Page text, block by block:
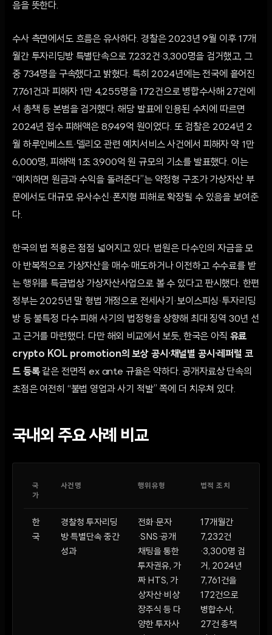
음을 뜻한다.
수사 측면에서도 흐름은 유사하다. 경찰은 2023년 9월 이후 17개
월간 투자리딩방 특별단속으로 7,232건·3,300명을 검거했고, 그
중 734명을 구속했다고 밝혔다. 특히 2024년에는 전국에 흩어진
7,761건과 피해자 1만 4,255명을 172건으로 병합수사해 27건에
서 총책 등 본범을 검거했다. 해당 발표에 인용된 수치에 따르면
2024년 접수 피해액은 8,949억 원이었다. 또 검찰은 2024년 2
월 하루인베스트·델리오 관련 예치서비스 사건에서 피해자 약 1만
6,000명, 피해액 1조 3,900억 원 규모의 기소를 발표했다. 이는
“예치하면 원금과 수익을 돌려준다”는 약정형 구조가 가상자산 부
문에서도 대규모 유사수신·폰지형 피해로 확장될 수 있음을 보여준
다.
한국의 법 적용은 점점 넓어지고 있다. 법원은 다수인의 자금을 모
아 반복적으로 가상자산을 매수·매도하거나 이전하고 수수료를 받
는 행위를 특금법상 가상자산사업으로 볼 수 있다고 판시했다. 한편
정부는 2025년 말 형법 개정으로 전세사기·보이스피싱·투자리딩
방 등 불특정 다수 피해 사기의 법정형을 상향해 최대 징역 30년 선
고 근거를 마련했다. 다만 해외 비교에서 보듯, 한국은 아직 유료
crypto KOL promotion의 보상 공시·채널별 공시·레퍼럴 코
드 등록같은 전면적 ex ante 규율은 약하다. 공개자료상 단속의
초점은 여전히 “불법 영업과 사기 적발” 쪽에 더 치우쳐 있다.
국내외 주요 사례 비교
국
가
사건명 행위유형 법적 조치
한
국
경찰청 투자리딩
방 특별단속 중간
성과
전화·문자
·SNS·공개
채팅을 통한
투자권유, 가
짜 HTS, 가
상자산·비상
장주식 등 다
양한 투자사
17개월간
7,232건
·3,300명 검
거, 2024년
7,761건을
172건으로
병합수사,
27건 총책